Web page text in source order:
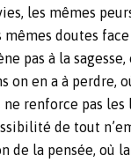
les mêmes
mêmes doutes
pas à la
on en a à perdre,
ne renforce pas les
de tout
de la pensée, où